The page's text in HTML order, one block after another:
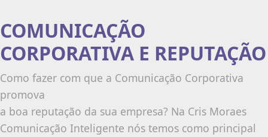
COMUNICAÇÃO
CORPORATIVA E REPUTAÇÃO
Como fazer com que a Comunicação Corporativa
promova
a boa reputação da sua empresa? Na Cris Moraes
Comunicação Inteligente nós temos como principal